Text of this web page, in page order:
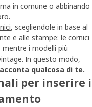
in comune o abbinando
, scegliendole in base al
e alle stampe: le cornici
i modelli più
In questo modo,
qualcosa di te.
per inserire i